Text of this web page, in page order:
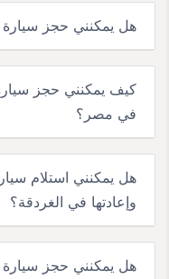
هل يمكنني حجز
كيف يمكنني حجز
في مصر؟
هل يمكنني استلام
وإعادتها في الغردقة؟
هل يمكنني حجز